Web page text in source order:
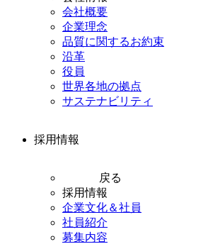
会社概要
企業理念
品質に関するお約束
沿革
役員
世界各地の拠点
サステナビリティ
採用情報
戻る
採用情報
企業文化＆社員
社員紹介
募集内容